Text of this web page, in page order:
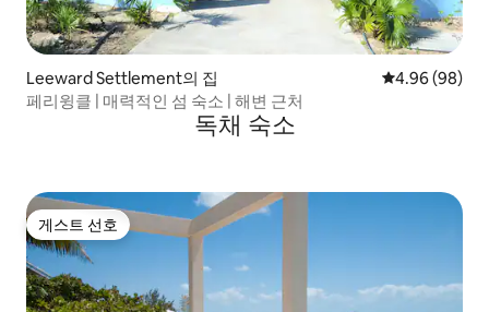
Leeward Settlement의 집 평점 4.96점(5
4.96 (98)
페리윙클 | 매력적인 섬 숙소 | 해변 근처
독채 숙소
게스트 선호
게스트 선호